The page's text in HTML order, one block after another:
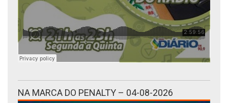
NA MARCA DO PENALTY – 04-08-2026